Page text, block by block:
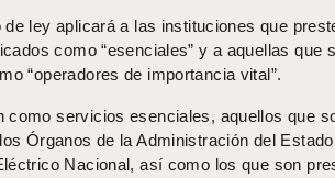
de ley aplicará a las instituciones que
como “esenciales” y a aquellas que
“operadores de importancia vital”.
como servicios esenciales, aquellos que
Órganos de la Administración del
Nacional, así como los que son